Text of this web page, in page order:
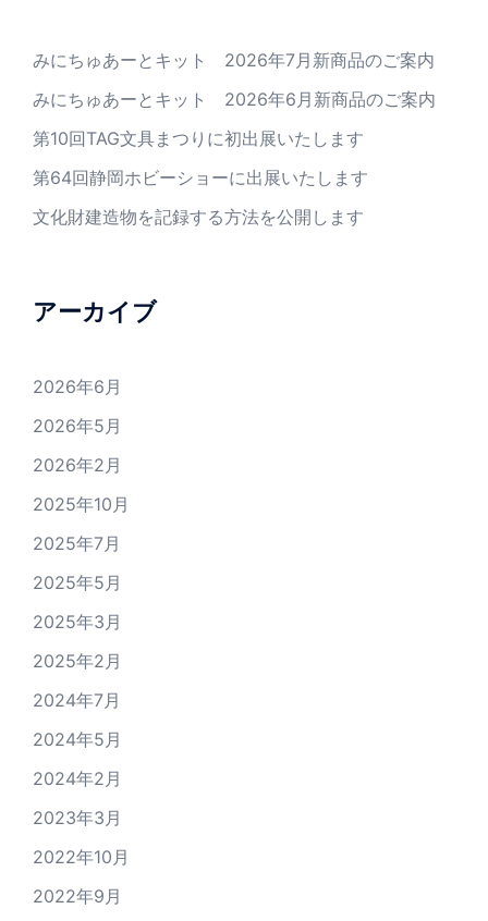
みにちゅあーとキット 2026年7月新商品のご案内
みにちゅあーとキット 2026年6月新商品のご案内
第10回TAG文具まつりに初出展いたします
第64回静岡ホビーショーに出展いたします
文化財建造物を記録する方法を公開します
アーカイブ
2026年6月
2026年5月
2026年2月
2025年10月
2025年7月
2025年5月
2025年3月
2025年2月
2024年7月
2024年5月
2024年2月
2023年3月
2022年10月
2022年9月